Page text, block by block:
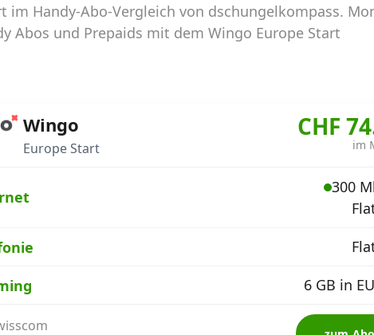
im Handy-Abo-Vergleich von dschungelkompass.
Abos und Prepaids mit dem Wingo Europe Start
Wingo
Europe Start
CHF
im
300
6 GB in